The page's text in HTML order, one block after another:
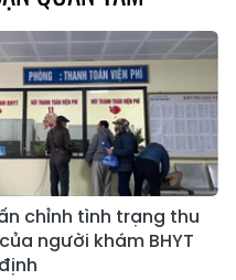
chỉnh tình trạng thu
người khám BHYT